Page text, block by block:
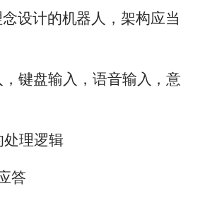
设计的机器人，架构应当
键盘输入，语音输入，意
处理逻辑
答